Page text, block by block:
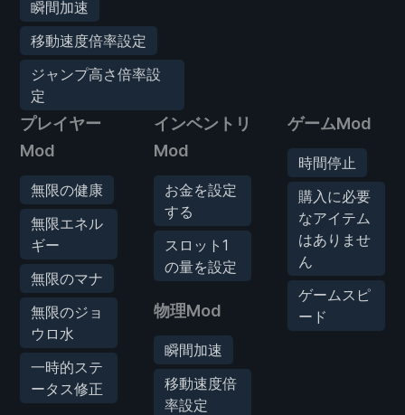
瞬間加速
移動速度倍率設定
ジャンプ高さ倍率設
定
プレイヤー
Mod
無限の健康
無限エネル
ギー
無限のマナ
無限のジョ
ウロ水
一時的ステ
ータス修正
インベントリ
Mod
お金を設定
する
スロット1
の量を設定
物理Mod
瞬間加速
移動速度倍
率設定
ゲームMod
時間停止
購入に必要
なアイテム
はありませ
ん
ゲームスピ
ード